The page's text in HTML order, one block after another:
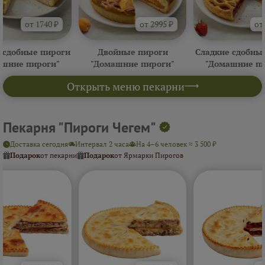
Открыть меню пекарни
от 1740 ₽
пироги
пироги"
от 2995 ₽
Двойные пироги
"Домашние пироги"
от
Сладкие
"Домашние
Пекарня "Пироги Чегем"
Доставка сегодня Интервал 2 часа
На 4–6 человек ≈ 3 500 ₽
Подарокот пекарни Подарокот Ярмарки Пирогов